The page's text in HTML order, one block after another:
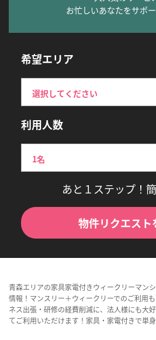
お忙しいあなたをサポー
希望エリア
利用人数
あと１ステップ！
物件リクエスト
青森エリアの家具家電付きウィークリーマン
情報！マンスリー＋ウィークリーでのご利用
ネス出張・研修の経費削減に、法人様にも大
てご利用いただけます！家具・家電付きで単身